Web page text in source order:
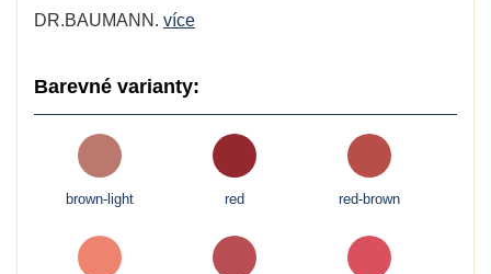
DR.BAUMANN. více
Barevné varianty:
brown-light red red-brown